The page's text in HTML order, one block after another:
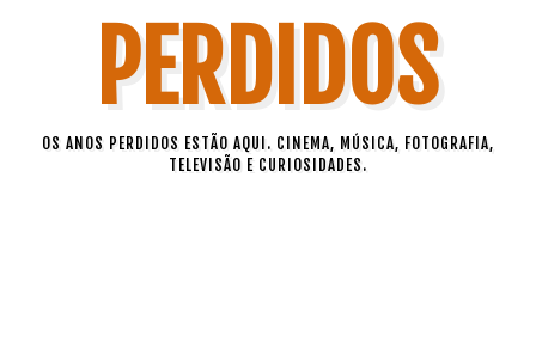
PERDIDOS
OS ANOS PERDIDOS ESTÃO AQUI. CINEMA, MÚSICA, FOTOGRAFIA,
TELEVISÃO E CURIOSIDADES.